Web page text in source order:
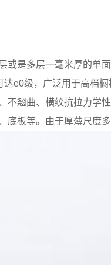
或是多层一毫米厚的单
e0级，广泛用于高档
不翘曲、横纹抗拉力学
底板等。由于厚薄尺度